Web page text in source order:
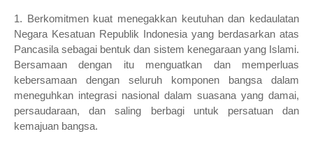
1. Berkomitmen kuat menegakkan keutuhan dan kedaulatan
Negara Kesatuan Republik Indonesia yang berdasarkan atas
Pancasila sebagai bentuk dan sistem kenegaraan yang Islami.
Bersamaan dengan itu menguatkan dan memperluas
kebersamaan dengan seluruh komponen bangsa dalam
meneguhkan integrasi nasional dalam suasana yang damai,
persaudaraan, dan saling berbagi untuk persatuan dan
kemajuan bangsa.